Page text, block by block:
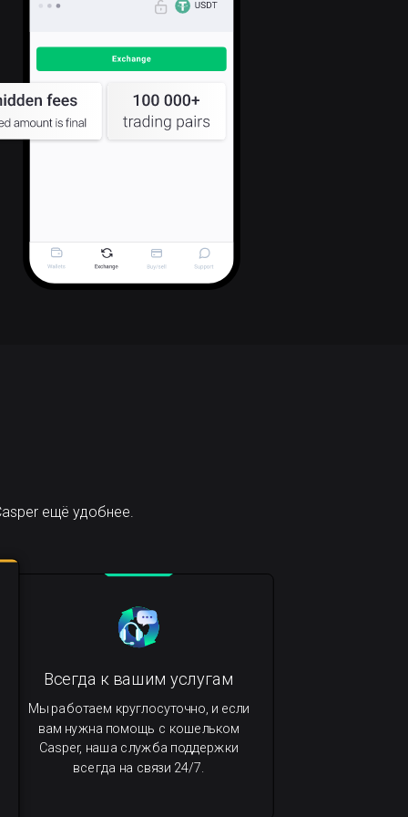
ещё удобнее.
Всегда к вашим услугам
Мы работаем круглосуточно, и если
вам нужна помощь с кошельком
Casper, наша служба поддержки
всегда на связи 24/7.